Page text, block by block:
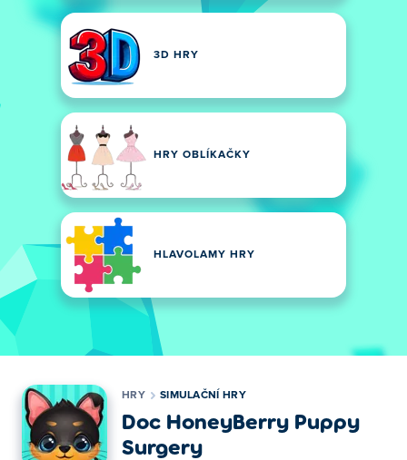
3D HRY
HRY OBLÍKAČKY
HLAVOLAMY HRY
HRY SIMULAČNÍ HRY
Doc HoneyBerry Puppy
Surgery